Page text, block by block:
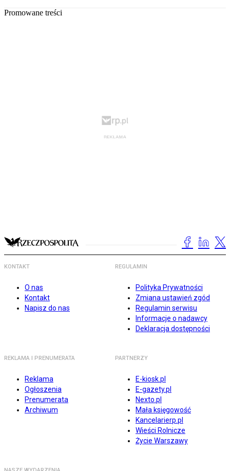
Promowane treści
KONTAKT
O nas
Kontakt
Napisz do nas
REGULAMIN
Polityka Prywatności
Zmiana ustawień zgód
Regulamin serwisu
Informacje o nadawcy
Deklaracja dostępności
REKLAMA I PRENUMERATA
Reklama
Ogłoszenia
Prenumerata
Archiwum
PARTNERZY
E-kiosk.pl
E-gazety.pl
Nexto.pl
Mała księgowość
Kancelarierp.pl
Wieści Rolnicze
Życie Warszawy